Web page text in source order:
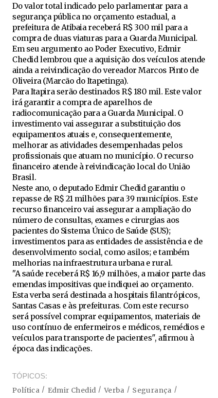
Do valor total indicado pelo parlamentar para a
segurança pública no orçamento estadual, a
prefeitura de Atibaia receberá R$ 300 mil para a
compra de duas viaturas para a Guarda Municipal.
Em seu argumento ao Poder Executivo, Edmir
Chedid lembrou que a aquisição dos veículos atende
ainda a reivindicação do vereador Marcos Pinto de
Oliveira (Marcão do Itapetinga).
Para Itapira serão destinados R$ 180 mil. Este valor
irá garantir a compra de aparelhos de
radiocomunicação para a Guarda Municipal. O
investimento vai assegurar a substituição dos
equipamentos atuais e, consequentemente,
melhorar as atividades desempenhadas pelos
profissionais que atuam no município. O recurso
financeiro atende à reivindicação local do União
Brasil.
Neste ano, o deputado Edmir Chedid garantiu o
repasse de R$ 21 milhões para 39 municípios. Este
recurso financeiro vai assegurar a ampliação do
número de consultas, exames e cirurgias aos
pacientes do Sistema Único de Saúde (SUS);
investimentos para as entidades de assistência e de
desenvolvimento social, como asilos; e também
melhorias na infraestrutura urbana e rural.
"A saúde receberá R$ 16,9 milhões, a maior parte das
emendas impositivas que indiquei ao orçamento.
Esta verba será destinada a hospitais filantrópicos,
Santas Casas e às prefeituras. Com este recurso
será possível comprar equipamentos, materiais de
uso contínuo de enfermeiros e médicos, remédios e
veículos para transporte de pacientes", afirmou à
época das indicações.
TÓPICOS
Política Edmir Chedid Verba
Segurança